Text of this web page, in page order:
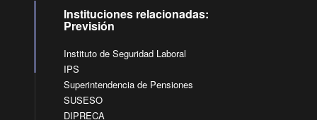
Instituciones relacionadas:
Previsión
Instituto de Seguridad Laboral
IPS
Superintendencia de Pensiones
SUSESO
DIPRECA